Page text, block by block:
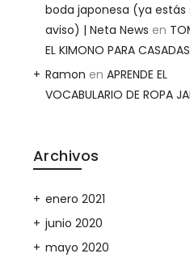
boda japonesa (ya estás
aviso) | Neta News en
EL KIMONO PARA CASADAS
Ramon en APRENDE EL
VOCABULARIO DE ROPA
Archivos
enero 2021
junio 2020
mayo 2020